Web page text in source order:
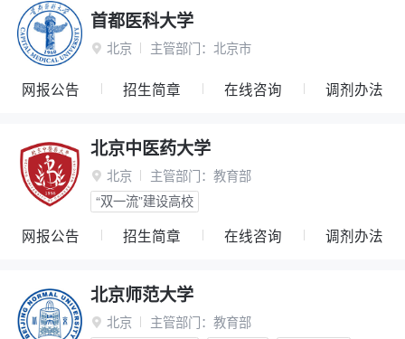
首都医科大学
 北京 主管部门： 北京市
网报公告 招生简章 在线咨询 调剂办法
北京中医药大学
 北京 主管部门： 教育部
“双一流”建设高校
网报公告 招生简章 在线咨询 调剂办法
北京师范大学
 北京 主管部门： 教育部